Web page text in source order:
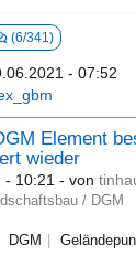
(6/341)
- 07:52
Element
wieder
10:21 - von
/ DGM
DGM